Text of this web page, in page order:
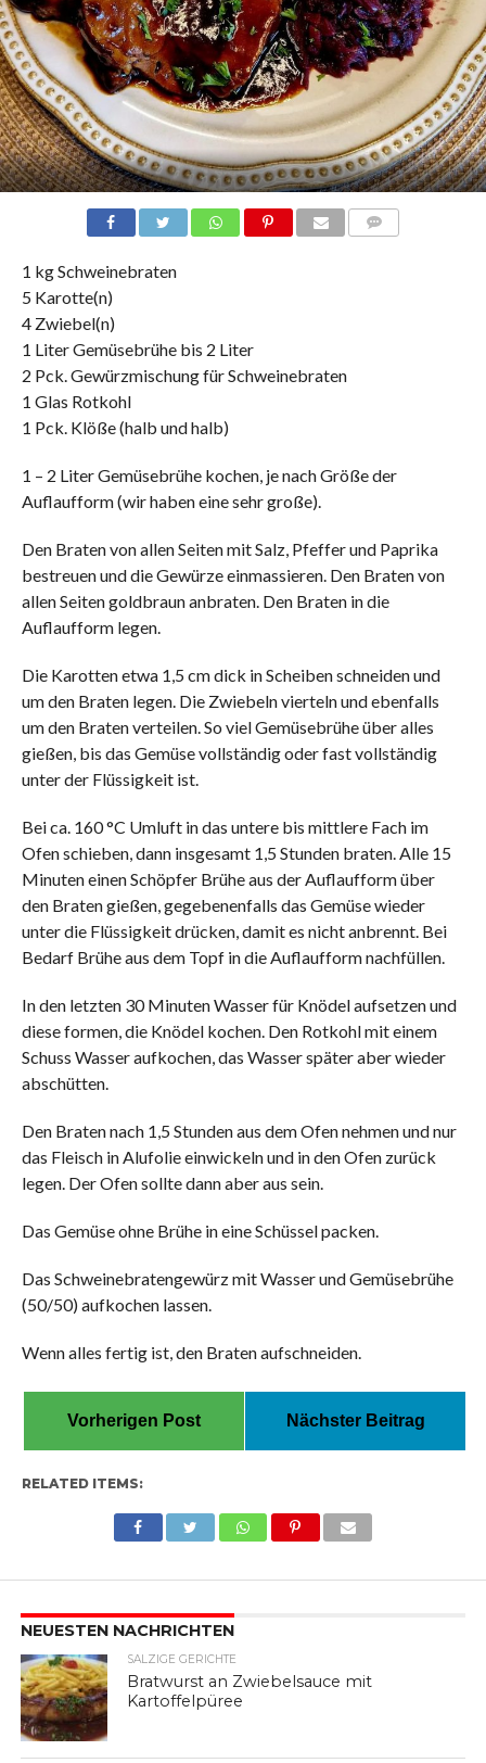
1 kg Schweinebraten
5 Karotte(n)
4 Zwiebel(n)
1 Liter Gemüsebrühe bis 2 Liter
2 Pck. Gewürzmischung für Schweinebraten
1 Glas Rotkohl
1 Pck. Klöße (halb und halb)
1 – 2 Liter Gemüsebrühe kochen, je nach Größe der
Auflaufform (wir haben eine sehr große).
Den Braten von allen Seiten mit Salz, Pfeffer und Paprika
bestreuen und die Gewürze einmassieren. Den Braten von
allen Seiten goldbraun anbraten. Den Braten in die
Auflaufform legen.
Die Karotten etwa 1,5 cm dick in Scheiben schneiden und
um den Braten legen. Die Zwiebeln vierteln und ebenfalls
um den Braten verteilen. So viel Gemüsebrühe über alles
gießen, bis das Gemüse vollständig oder fast vollständig
unter der Flüssigkeit ist.
Bei ca. 160 °C Umluft in das untere bis mittlere Fach im
Ofen schieben, dann insgesamt 1,5 Stunden braten. Alle 15
Minuten einen Schöpfer Brühe aus der Auflaufform über
den Braten gießen, gegebenenfalls das Gemüse wieder
unter die Flüssigkeit drücken, damit es nicht anbrennt. Bei
Bedarf Brühe aus dem Topf in die Auflaufform nachfüllen.
In den letzten 30 Minuten Wasser für Knödel aufsetzen und
diese formen, die Knödel kochen. Den Rotkohl mit einem
Schuss Wasser aufkochen, das Wasser später aber wieder
abschütten.
Den Braten nach 1,5 Stunden aus dem Ofen nehmen und nur
das Fleisch in Alufolie einwickeln und in den Ofen zurück
legen. Der Ofen sollte dann aber aus sein.
Das Gemüse ohne Brühe in eine Schüssel packen.
Das Schweinebratengewürz mit Wasser und Gemüsebrühe
(50/50) aufkochen lassen.
Wenn alles fertig ist, den Braten aufschneiden.
Vorherigen Post Nächster Beitrag
RELATED ITEMS:
NEUESTEN NACHRICHTEN
SALZIGE GERICHTE
Bratwurst an Zwiebelsauce mit
Kartoffelpüree